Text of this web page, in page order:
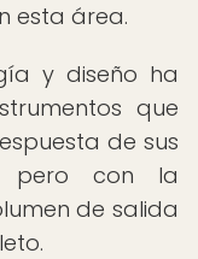
esta área.
y diseño ha
que
de sus
pero con la
de salida